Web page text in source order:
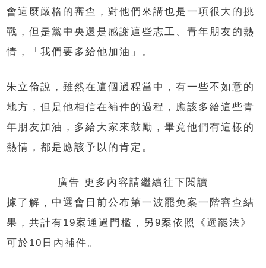
會這麼嚴格的審查，對他們來講也是一項很大的挑
戰，但是黨中央還是感謝這些志工、青年朋友的熱
情，「我們要多給他加油」。
朱立倫說，雖然在這個過程當中，有一些不如意的
地方，但是他相信在補件的過程，應該多給這些青
年朋友加油，多給大家來鼓勵，畢竟他們有這樣的
熱情，都是應該予以的肯定。
廣告 更多內容請繼續往下閱讀
據了解，中選會日前公布第一波罷免案一階審查結
果，共計有19案通過門檻，另9案依照《選罷法》
可於10日內補件。